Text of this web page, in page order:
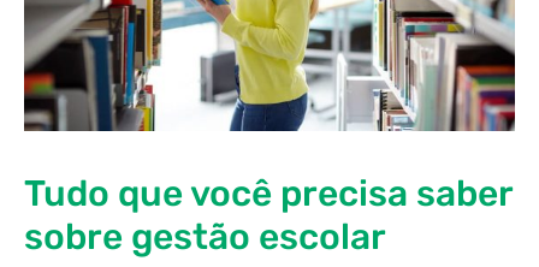
Tudo que você precisa saber
sobre gestão escolar